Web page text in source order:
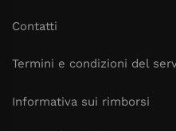
Contatti
Termini e condizioni del
Informativa sui rimborsi